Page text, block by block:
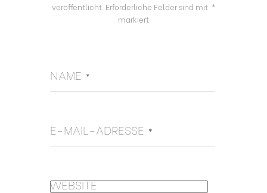
veröffentlicht. Erforderliche Felder sind mit *
markiert
NAME *
E-MAIL-ADRESSE *
WEBSITE